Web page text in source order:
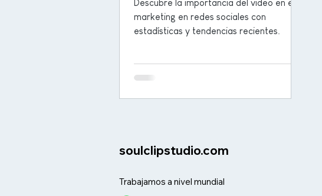
Descubre la importancia del video en el
marketing en redes sociales con
estadísticas y tendencias recientes.
soulclipstudio.com
Trabajamos a nivel mundial